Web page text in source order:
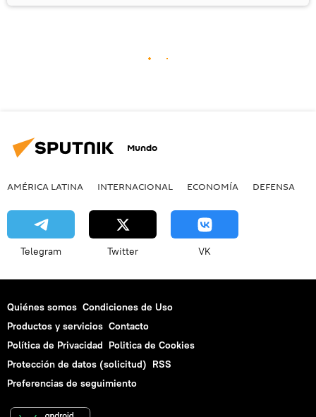
Mundo
AMÉRICA LATINA INTERNACIONAL ECONOMÍA DEFENSA
Telegram Twitter VK
Quiénes somos Condiciones de Uso
Productos y servicios Contacto
Política de Privacidad Politica de Cookies
Protección de datos (solicitud) RSS
Preferencias de seguimiento